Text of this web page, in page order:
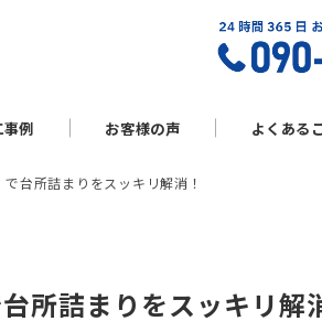
事例 お客様の声 よくある
台所詰まりをスッキリ解消！
所詰まりをスッキリ解